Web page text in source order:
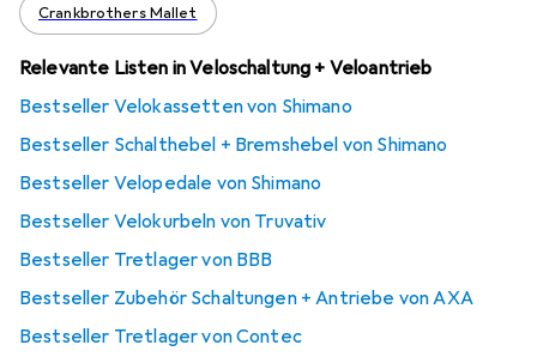
Crankbrothers Mallet
Relevante Listen in Veloschaltung + Veloantrieb
Bestseller Velokassetten von Shimano
Bestseller Schalthebel + Bremshebel von Shimano
Bestseller Velopedale von Shimano
Bestseller Velokurbeln von Truvativ
Bestseller Tretlager von BBB
Bestseller Zubehör Schaltungen + Antriebe von AXA
Bestseller Tretlager von Contec